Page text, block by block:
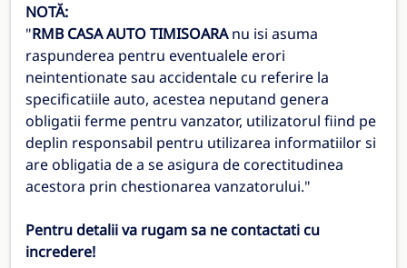
NOTĂ:
"RMB CASA AUTO TIMISOARAnu isi asuma
raspunderea pentru eventualele erori
neintentionate sau accidentale cu referire la
specificatiile auto, acestea neputand genera
obligatii ferme pentru vanzator, utilizatorul fiind pe
deplin responsabil pentru utilizarea informatiilor si
are obligatia de a se asigura de corectitudinea
acestora prin chestionarea vanzatorului."
Pentru detalii va rugam sa ne contactati cu
incredere!